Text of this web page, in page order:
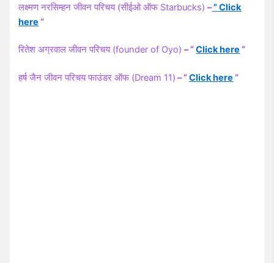
लक्ष्मण नरसिम्हन जीवन परिचय (सीईओ ऑफ Starbucks)–” Click
here “
रितेश अग्रवाल जीवन परिचय (founder of Oyo)– ”Click here “
हर्ष जैन जीवन परिचय फाउंडर ऑफ (Dream 11) – ”Click here “